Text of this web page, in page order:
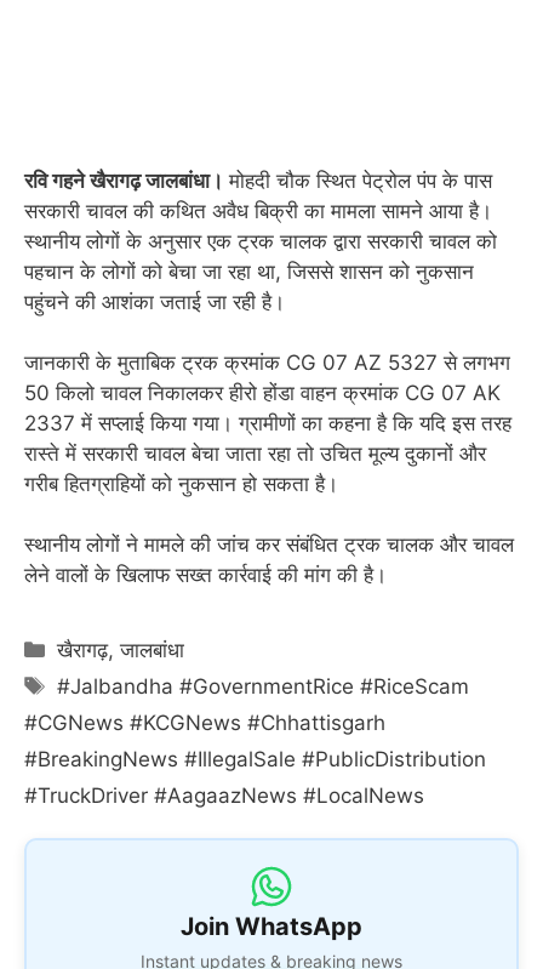
रवि गहने खैरागढ़ जालबांधा। मोहदी चौक स्थित पेट्रोल पंप के पास
सरकारी चावल की कथित अवैध बिक्री का मामला सामने आया है।
स्थानीय लोगों के अनुसार एक ट्रक चालक द्वारा सरकारी चावल को
पहचान के लोगों को बेचा जा रहा था, जिससे शासन को नुकसान
पहुंचने की आशंका जताई जा रही है।
जानकारी के मुताबिक ट्रक क्रमांक CG 07 AZ 5327 से लगभग
50 किलो चावल निकालकर हीरो होंडा वाहन क्रमांक CG 07 AK
2337 में सप्लाई किया गया। ग्रामीणों का कहना है कि यदि इस तरह
रास्ते में सरकारी चावल बेचा जाता रहा तो उचित मूल्य दुकानों और
गरीब हितग्राहियों को नुकसान हो सकता है।
स्थानीय लोगों ने मामले की जांच कर संबंधित ट्रक चालक और चावल
लेने वालों के खिलाफ सख्त कार्रवाई की मांग की है।
Categories
खैरागढ़,जालबांधा
Tags
#Jalbandha #GovernmentRice #RiceScam
#CGNews #KCGNews #Chhattisgarh
#BreakingNews #IllegalSale #PublicDistribution
#TruckDriver #AagaazNews #LocalNews
Join WhatsApp
Instant updates & breaking news